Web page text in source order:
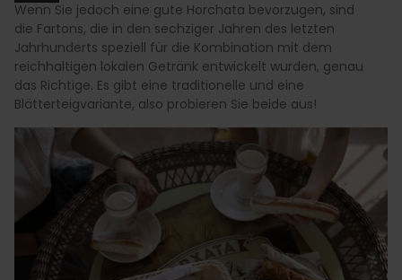
Wenn Sie jedoch eine gute Horchata bevorzugen, sind
die Fartons, die in den sechziger Jahren des letzten
Jahrhunderts speziell für die Kombination mit dem
reichhaltigen lokalen Getränk entwickelt wurden, genau
das Richtige. Es gibt eine traditionelle und eine
Blätterteigvariante, also probieren Sie beide aus!